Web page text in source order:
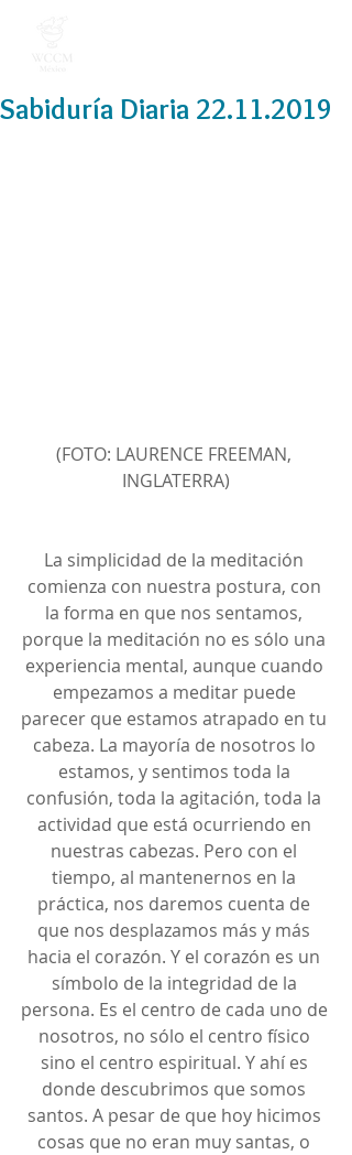
Sabiduría Diaria 22.11.2019
(FOTO: LAURENCE FREEMAN,
INGLATERRA)
La simplicidad de la meditación
comienza con nuestra postura, con
la forma en que nos sentamos,
porque la meditación no es sólo una
experiencia mental, aunque cuando
empezamos a meditar puede
parecer que estamos atrapado en tu
cabeza. La mayoría de nosotros lo
estamos, y sentimos toda la
confusión, toda la agitación, toda la
actividad que está ocurriendo en
nuestras cabezas. Pero con el
tiempo, al mantenernos en la
práctica, nos daremos cuenta de
que nos desplazamos más y más
hacia el corazón. Y el corazón es un
símbolo de la integridad de la
persona. Es el centro de cada uno de
nosotros, no sólo el centro físico
sino el centro espiritual. Y ahí es
donde descubrimos que somos
santos. A pesar de que hoy hicimos
cosas que no eran muy santas, o